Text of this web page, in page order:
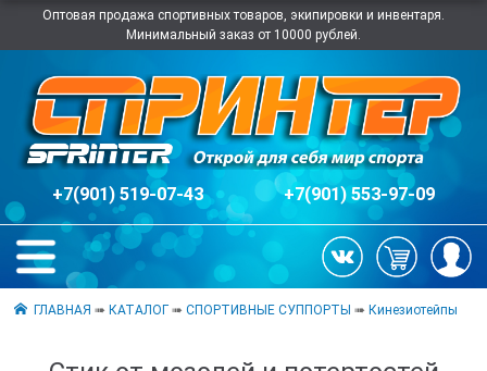
Оптовая продажа спортивных товаров, экипировки и инвентаря.
Минимальный заказ от 10000 рублей.
+7(901) 519-07-43 +7(901) 553-97-09
ГЛАВНАЯ ➠КАТАЛОГ ➠СПОРТИВНЫЕ СУППОРТЫ ➠Кинезиотейпы